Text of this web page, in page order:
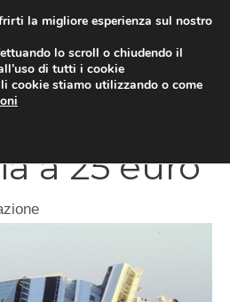
a 25 euro
la migliore esperienza sul nostro
lo scroll o chiudendo il
di tutti i cookie
cookie stiamo utilizzando o come